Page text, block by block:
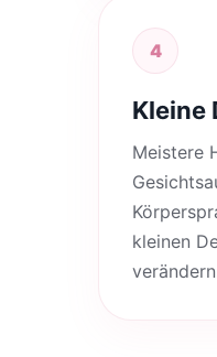
4
Kleine
Meistere
kleinen